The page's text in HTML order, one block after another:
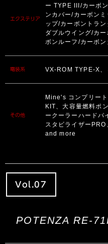
エクステリア
ー TYPE III/カーボ
ンカバー/カーボン
ップ/カーボントラ
ダブルウイング/カ
ボンルーフ/カーボン
電装系 VX-ROM TYPE-X
その他
Mine's コンプリー
KIT、大容量燃料ポ
ークーラーハードパ
スタビライザー
and more
Vol.07
POTENZA RE-